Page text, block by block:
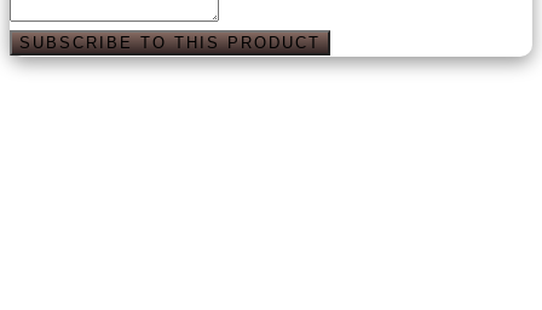
SUBSCRIBE TO THIS PRODUCT